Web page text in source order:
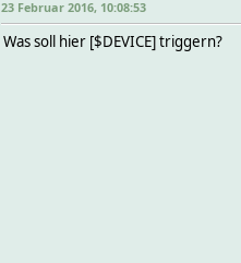
23 Februar 2016, 10:08:53
Was soll hier [$DEVICE] triggern?